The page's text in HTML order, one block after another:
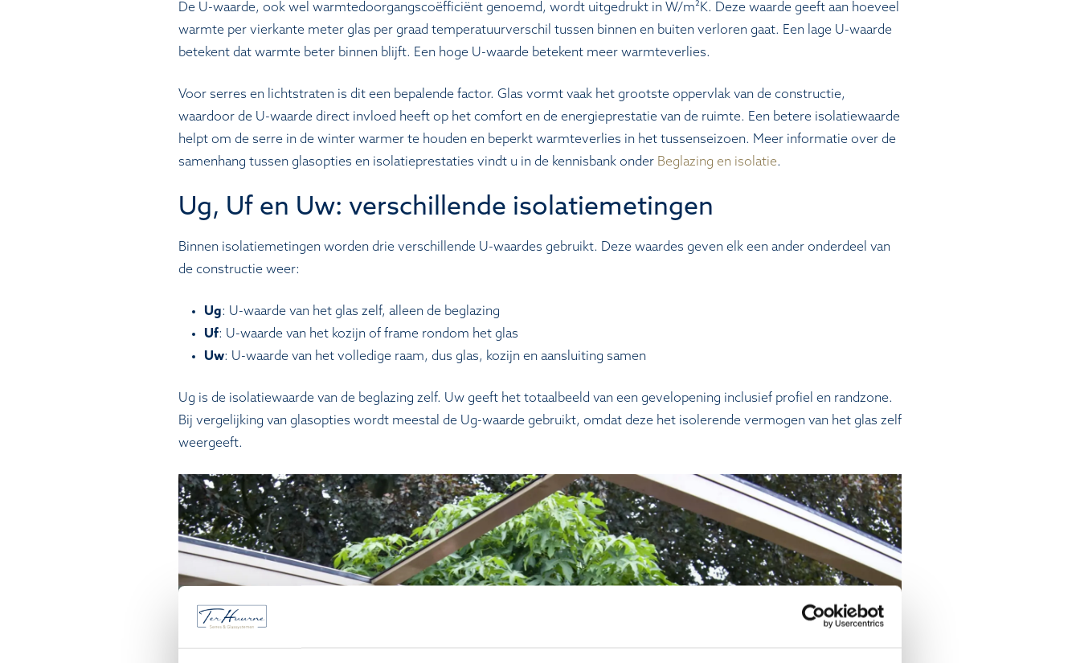
De U-waarde, ook wel warmtedoorgangscoëfficiënt genoemd, wordt uitgedrukt in W/m²K. Deze waarde geeft aan hoeveel
warmte per vierkante meter glas per graad temperatuurverschil tussen binnen en buiten verloren gaat. Een lage U-waarde
betekent dat warmte beter binnen blijft. Een hoge U-waarde betekent meer warmteverlies.
Voor serres en lichtstraten is dit een bepalende factor. Glas vormt vaak het grootste oppervlak van de constructie,
waardoor de U-waarde direct invloed heeft op het comfort en de energieprestatie van de ruimte. Een betere isolatiewaarde
helpt om de serre in de winter warmer te houden en beperkt warmteverlies in het tussenseizoen. Meer informatie over de
samenhang tussen glasopties en isolatieprestaties vindt u in de kennisbank onder Beglazing en isolatie.
Ug, Uf en Uw: verschillende isolatiemetingen
Binnen isolatiemetingen worden drie verschillende U-waardes gebruikt. Deze waardes geven elk een ander onderdeel van
de constructie weer:
Ug: U-waarde van het glas zelf, alleen de beglazing
Uf: U-waarde van het kozijn of frame rondom het glas
Uw: U-waarde van het volledige raam, dus glas, kozijn en aansluiting samen
Ug is de isolatiewaarde van de beglazing zelf. Uw geeft het totaalbeeld van een gevelopening inclusief profiel en randzone.
Bij vergelijking van glasopties wordt meestal de Ug-waarde gebruikt, omdat deze het isolerende vermogen van het glas zelf
weergeeft.